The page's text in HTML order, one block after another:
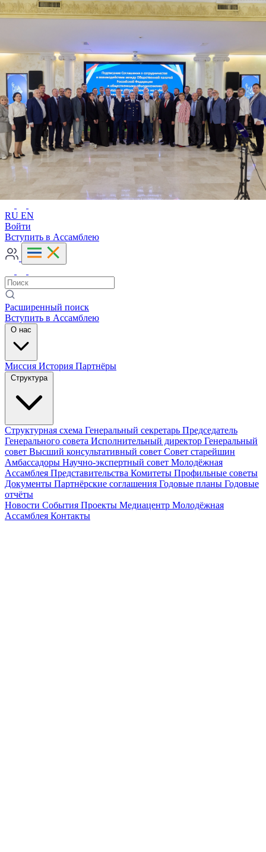
Расширенный поиск
RU
RU EN
Войти
Вступить в Ассамблею
Расширенный поиск
Вступить в Ассамблею
О нас
Миссия История Партнёры
Структура
Структурная схема Генеральный секретарь Председатель
Генерального совета Исполнительный директор Генеральный
совет Высший консультативный совет Совет старейшин
Амбассадоры Научно-экспертный совет Молодёжная
Ассамблея Представительства Комитеты Профильные советы
Документы Партнёрские соглашения Годовые планы Годовые
отчёты
Новости События Проекты Медиацентр Молодёжная
Ассамблея Контакты